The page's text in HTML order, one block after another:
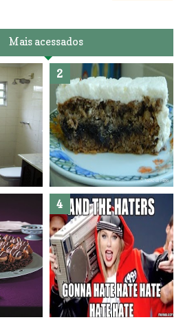
Mais acessados
de
Posso congelar bolo ??